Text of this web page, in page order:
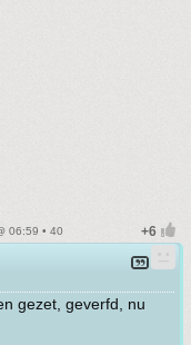
06:59 • 40
gezet, geverfd, nu